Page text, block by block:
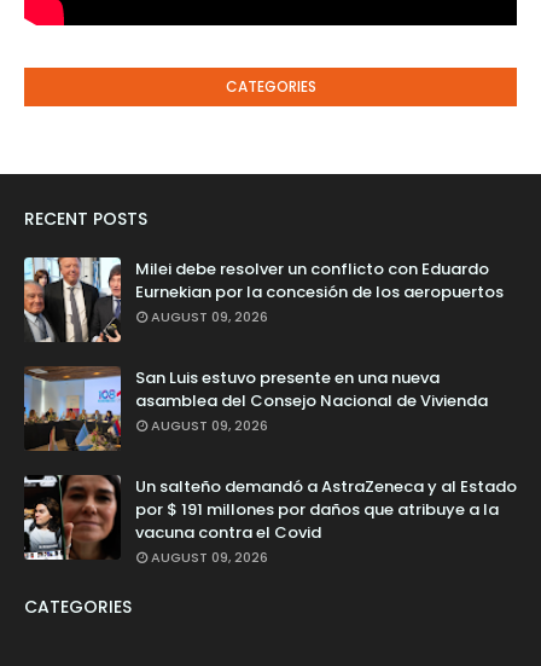
CATEGORIES
RECENT POSTS
Milei debe resolver un conflicto con Eduardo
Eurnekian por la concesión de los aeropuertos
AUGUST 09, 2026
San Luis estuvo presente en una nueva
asamblea del Consejo Nacional de Vivienda
AUGUST 09, 2026
Un salteño demandó a AstraZeneca y al Estado
por $ 191 millones por daños que atribuye a la
vacuna contra el Covid
AUGUST 09, 2026
CATEGORIES